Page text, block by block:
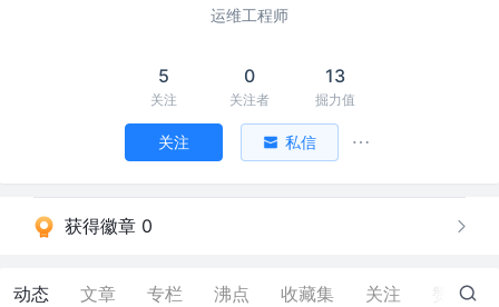
运维工程师
5
关注
0
关注者
13
掘力值
关注 私信
获得徽章 0
动态 文章 专栏 沸点 收藏集 关注 0